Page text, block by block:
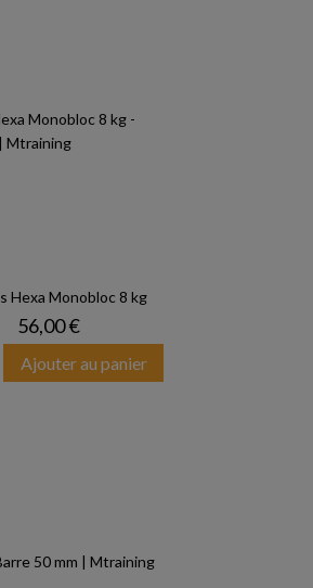
Hexa Monobloc 8 kg
Prix
56,00 €
Ajouter au panier